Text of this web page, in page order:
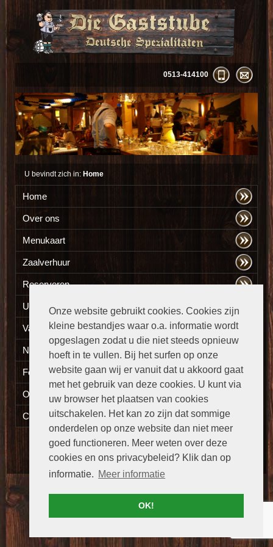
Onze website gebruikt cookies. Cookies zijn
kleine bestandjes waar o.a. informatie wordt
opgeslagen zodat u die niet steeds opnieuw
hoeft in te vullen. Bij het surfen op onze
website gaan wij er vanuit dat u akkoord gaat
met het gebruik van deze cookies. U kunt via
uw browser het plaatsen van cookies
uitschakelen. Het kan zo zijn dat sommige
onderdelen op onze website dan niet meer
goed functioneren. Meer weten over deze
cookies en ons privacybeleid? Klik dan op
informatie. Meer informatie
OK!
0513-414100
U bevindt zich in: Home
Home
Over ons
Menukaart
Zaalverhuur
Reserveren
Uw eten thuisbezorgd
Vacatures
Nieuws
Fotogalerij
Openingstijden
Contact
Versie:Desktop|Mobiel